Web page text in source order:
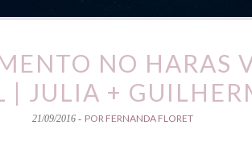
NO HARAS
| JULIA +
21/09/2016 - POR FERNANDA FLORET